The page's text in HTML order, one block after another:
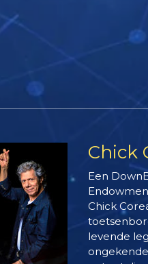
Chick
Een
Chick
levende